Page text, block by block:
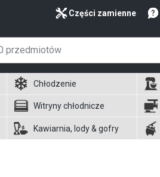
Części zamienne
Chłodzenie
Witryny chłodnicze
Kawiarnia, lody & gofry